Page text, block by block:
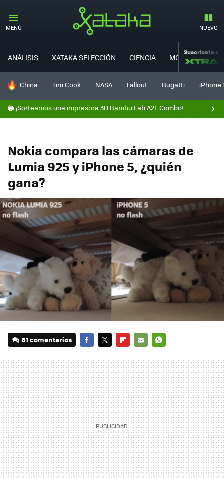
MENÚ NUEVO
ANÁLISIS XATAKA SELECCIÓN CIENCIA MOVILIDAD
Suscríbete a
HOY SE HABLA DE
China Tim Cook NASA Fallout Bugatti iPhone
🖨️ ¡Sorteamos una impresora 3D Bambu Lab A2L Combo!
Nokia compara las cámaras de
Lumia 925 y iPhone 5, ¿quién
gana?
81 comentarios
MAIL